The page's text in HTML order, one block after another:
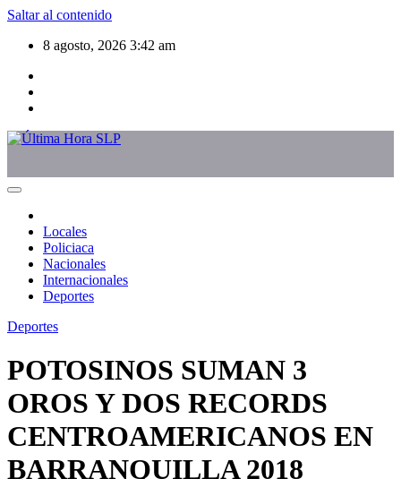
Saltar al contenido
8 agosto, 2026 3:42 am
Locales
Policiaca
Nacionales
Internacionales
Deportes
Deportes
POTOSINOS SUMAN 3
OROS Y DOS RECORDS
CENTROAMERICANOS EN
BARRANQUILLA 2018